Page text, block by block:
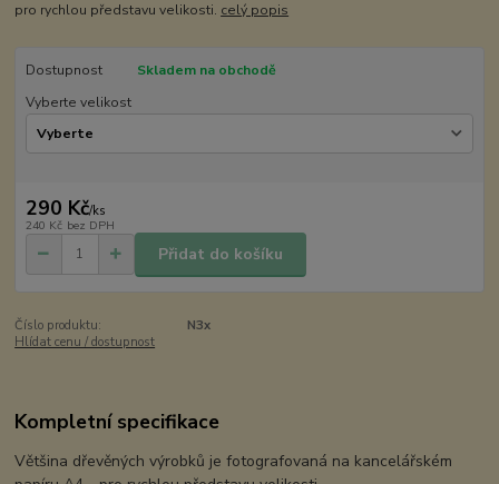
pro rychlou představu velikosti. celý popis
Dostupnost
Skladem na obchodě
Vyberte velikost
290 Kč/ks
240 Kč bez DPH
Přidat do košíku
Číslo produktu:
N3x
Hlídat cenu / dostupnost
Kompletní specifikace
Většina dřevěných výrobků je fotografovaná na kancelářském